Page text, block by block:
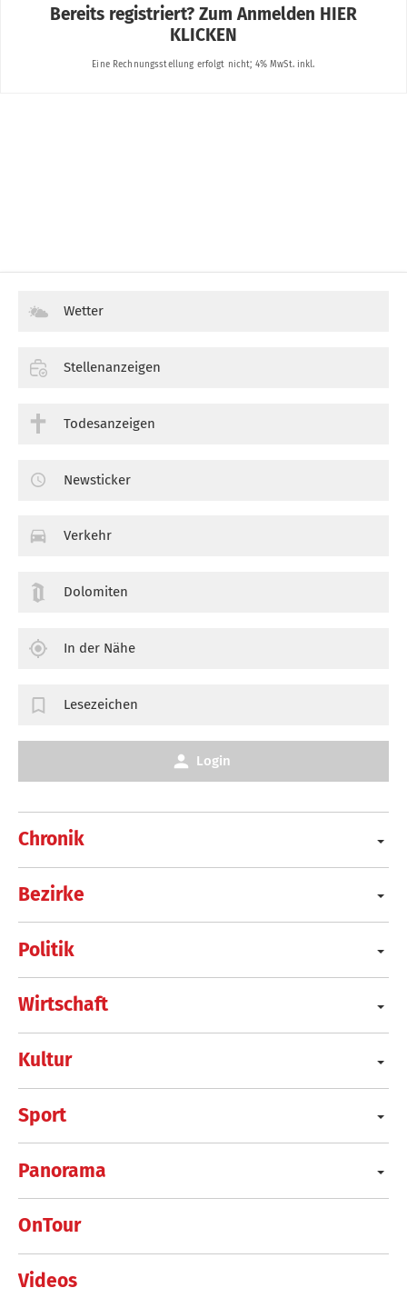
Chronik
Bezirke
Politik
Wirtschaft
Kultur
Sport
Panorama
OnTour
Videos
Wetter
Stellenanzeigen
Todesanzeigen
Newsticker
Verkehr
Dolomiten
In der Nähe
Lesezeichen
Login